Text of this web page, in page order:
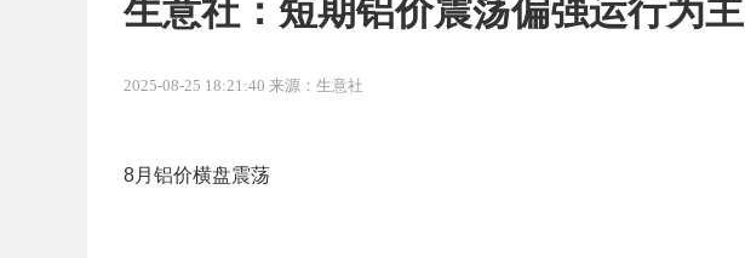
生意社：短期铝价震荡偏强运行为主
2025-08-25 18:21:40 来源：生意社
8月铝价横盘震荡